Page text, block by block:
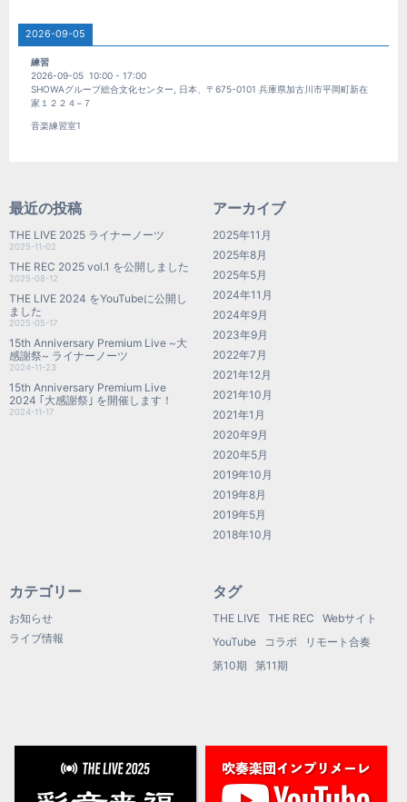
2026-09-05
練習
2026-09-05 10:00 -17:00
SHOWAグループ総合文化センター, 日本、〒675-0101 兵庫県加古川市平岡町新在
家１２２４−７
音楽練習室1
最近の投稿
THE LIVE 2025 ライナーノーツ
2025-11-02
THE REC 2025 vol.1 を公開しました
2025-08-12
THE LIVE 2024 をYouTubeに公開し
ました
2025-05-17
15th Anniversary Premium Live ~大
感謝祭~ ライナーノーツ
2024-11-23
15th Anniversary Premium Live
2024 ｢大感謝祭｣ を開催します！
2024-11-17
アーカイブ
2025年11月
2025年8月
2025年5月
2024年11月
2024年9月
2023年9月
2022年7月
2021年12月
2021年10月
2021年1月
2020年9月
2020年5月
2019年10月
2019年8月
2019年5月
2018年10月
カテゴリー
お知らせ
ライブ情報
タグ
THE LIVE THE REC
Webサイト
YouTube
コラボ
リモート合奏
第10期
第11期